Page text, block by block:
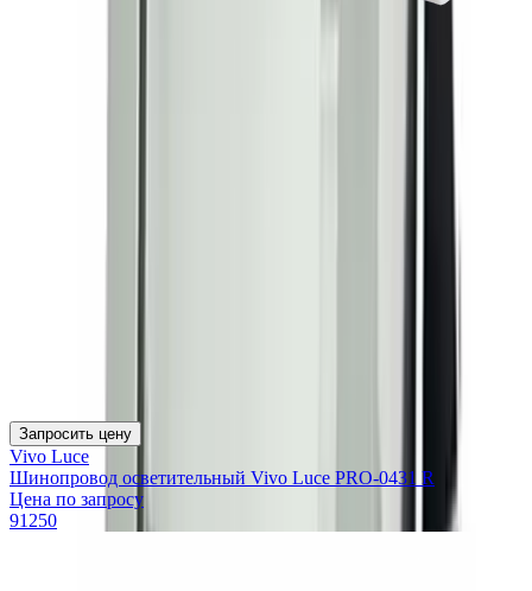
Запросить цену
Vivo Luce
Шинопровод осветительный Vivo Luce PRO-0431 R
Цена по запросу
91250